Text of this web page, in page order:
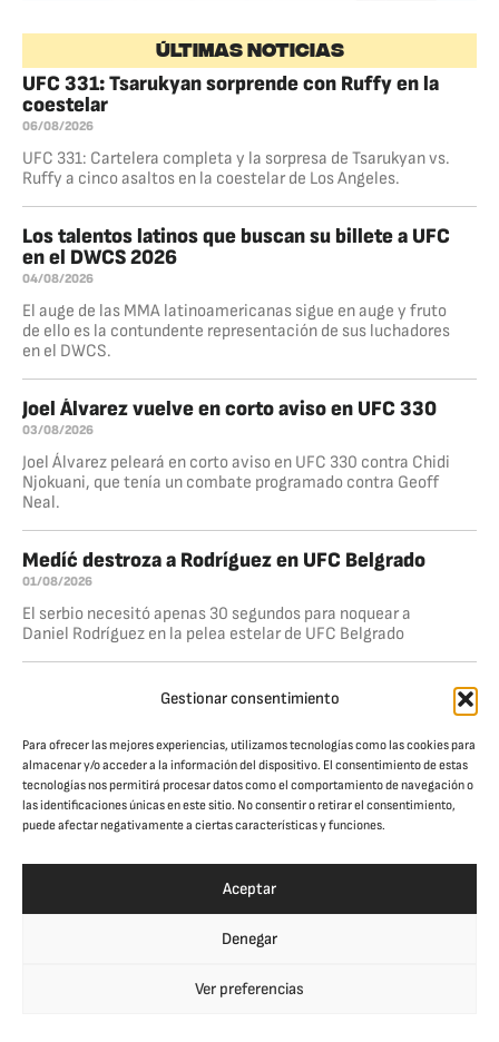
Gestionar consentimiento
Para ofrecer las mejores experiencias, utilizamos tecnologías como las cookies para
almacenar y/o acceder a la información del dispositivo. El consentimiento de estas
tecnologías nos permitirá procesar datos como el comportamiento de navegación o
las identificaciones únicas en este sitio. No consentir o retirar el consentimiento,
puede afectar negativamente a ciertas características y funciones.
Aceptar
Denegar
Ver preferencias
ÚLTIMAS NOTICIAS
UFC 331: Tsarukyan sorprende con Ruffy en la
coestelar
06/08/2026
UFC 331: Cartelera completa y la sorpresa de Tsarukyan vs.
Ruffy a cinco asaltos en la coestelar de Los Angeles.
Los talentos latinos que buscan su billete a UFC
en el DWCS 2026
04/08/2026
El auge de las MMA latinoamericanas sigue en auge y fruto
de ello es la contundente representación de sus luchadores
en el DWCS.
Joel Álvarez vuelve en corto aviso en UFC 330
03/08/2026
Joel Álvarez peleará en corto aviso en UFC 330 contra Chidi
Njokuani, que tenía un combate programado contra Geoff
Neal.
Medíć destroza a Rodríguez en UFC Belgrado
01/08/2026
El serbio necesitó apenas 30 segundos para noquear a
Daniel Rodríguez en la pelea estelar de UFC Belgrado
Dominio total de Ankalaev
Magomed Ankalaev volvió a la senda del triunfo al derrotar
a Bogdan Guskov por nocaut técnico en el quinto round,
dentro de la pelea estelar de UFC Abu Dhabi. El